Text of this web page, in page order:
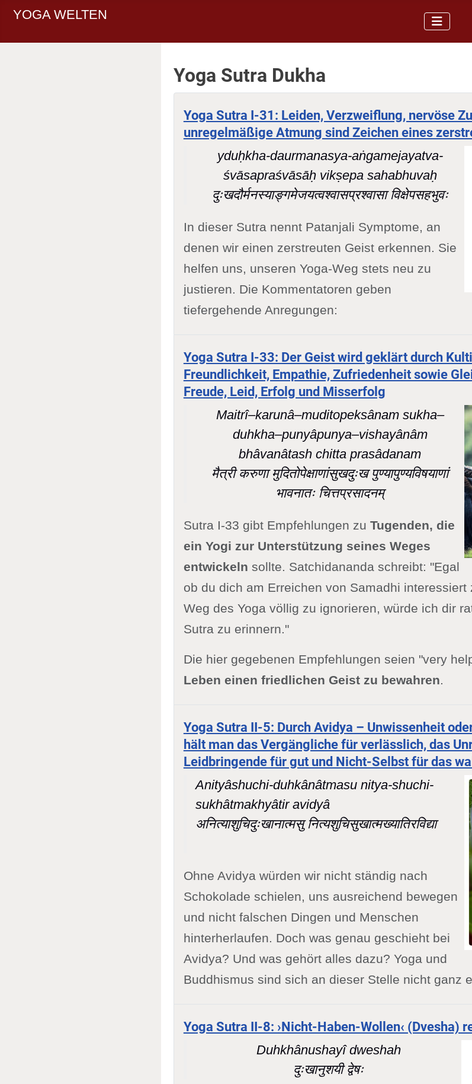
YOGA WELTEN
Yoga Sutra Dukha
Yoga Sutra I-31: Leiden, Verzweiflung, nervöse
unregelmäßige Atmung sind Zeichen eines
yduḥkha-daurmanasya-aṅgamejayatva-
śvāsapraśvāsāḥ vikṣepa sahabhuvaḥ
दुःखदौर्मनस्याङ्गमेजयत्वश्वासप्रश्वासा विक्षेपसहभुवः
In dieser Sutra nennt Patanjali Symptome, an
denen wir einen zerstreuten Geist erkennen. Sie
helfen uns, unseren Yoga-Weg stets neu zu
justieren. Die Kommentatoren geben
tiefergehende Anregungen:
Yoga Sutra I-33: Der Geist wird geklärt durch
Freundlichkeit, Empathie, Zufriedenheit sowie
Freude, Leid, Erfolg und Misserfolg
Maitrî–karunâ–muditopeksânam sukha–
duhkha–punyâpunya–vishayânâm
bhâvanâtash chitta prasâdanam
मैत्री करुणा मुदितोपेक्षाणांसुखदुःख पुण्यापुण्यविषयाणां
भावनातः चित्तप्रसादनम्
Sutra I-33 gibt Empfehlungen zu Tugenden, die
ein Yogi zur Unterstützung seines Weges
entwickeln sollte. Satchidananda schreibt: "Egal
ob du dich am Erreichen von Samadhi
Weg des Yoga völlig zu ignorieren, würde ich dir
Sutra zu erinnern."
Die hier gegebenen Empfehlungen seien "very
Leben einen friedlichen Geist zu bewahren.
Yoga Sutra II-5: Durch Avidya – Unwissenheit
hält man das Vergängliche für verlässlich, das
Leidbringende für gut und Nicht-Selbst für das
Anityâshuchi-duhkânâtmasu nitya-shuchi-
sukhâtmakhyâtir avidyâ
अनित्याशुचिदुःखानात्मसु नित्यशुचिसुखात्मख्यातिरविद्या
Ohne Avidya würden wir nicht ständig nach
Schokolade schielen, uns ausreichend bewegen
und nicht falschen Dingen und Menschen
hinterherlaufen. Doch was genau geschieht bei
Avidya? Und was gehört alles dazu? Yoga und
Buddhismus sind sich an dieser Stelle nicht ganz
Yoga Sutra II-8: ›Nicht-Haben-Wollen‹ (Dvesha)
Duhkhânushayî dweshah
दुःखानुशयी द्वेषः